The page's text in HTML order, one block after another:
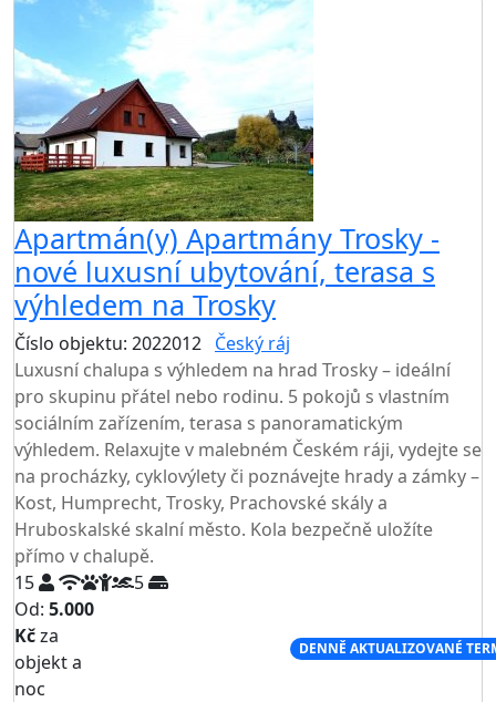
Apartmán(y) Apartmány Trosky -
nové luxusní ubytování, terasa s
výhledem na Trosky
Číslo objektu: 2022012 Český ráj
Luxusní chalupa s výhledem na hrad Trosky – ideální
pro skupinu přátel nebo rodinu. 5 pokojů s vlastním
sociálním zařízením, terasa s panoramatickým
výhledem. Relaxujte v malebném Českém ráji, vydejte se
na procházky, cyklovýlety či poznávejte hrady a zámky –
Kost, Humprecht, Trosky, Prachovské skály a
Hruboskalské skalní město. Kola bezpečně uložíte
přímo v chalupě.
15
5
Od: 5.000
Kčza
objekt a
noc
DENNĚ AKTUALIZOVANÉ